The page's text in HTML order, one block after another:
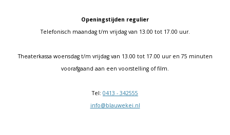
Openingstijden regulier
Telefonisch maandag t/m vrijdag van 13.00 tot 17.00 uur.
Theaterkassa woensdag t/m vrijdag van 13.00 tot 17.00 uur en 75 minuten
voorafgaand aan een voorstelling of film.
Tel: 0413 - 342555
info@blauwekei.nl